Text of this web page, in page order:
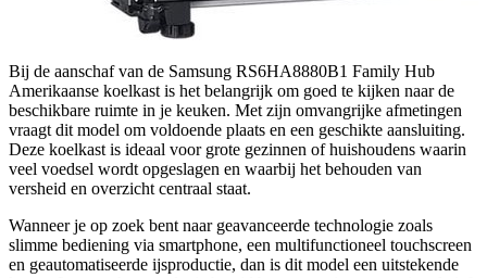
Bij de aanschaf van de Samsung RS6HA8880B1 Family Hub
Amerikaanse koelkast is het belangrijk om goed te kijken naar de
beschikbare ruimte in je keuken. Met zijn omvangrijke afmetingen
vraagt dit model om voldoende plaats en een geschikte aansluiting.
Deze koelkast is ideaal voor grote gezinnen of huishoudens waarin
veel voedsel wordt opgeslagen en waarbij het behouden van
versheid en overzicht centraal staat.
Wanneer je op zoek bent naar geavanceerde technologie zoals
slimme bediening via smartphone, een multifunctioneel touchscreen
en geautomatiseerde ijsproductie, dan is dit model een uitstekende